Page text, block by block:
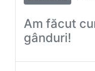
Am făcut
gânduri!